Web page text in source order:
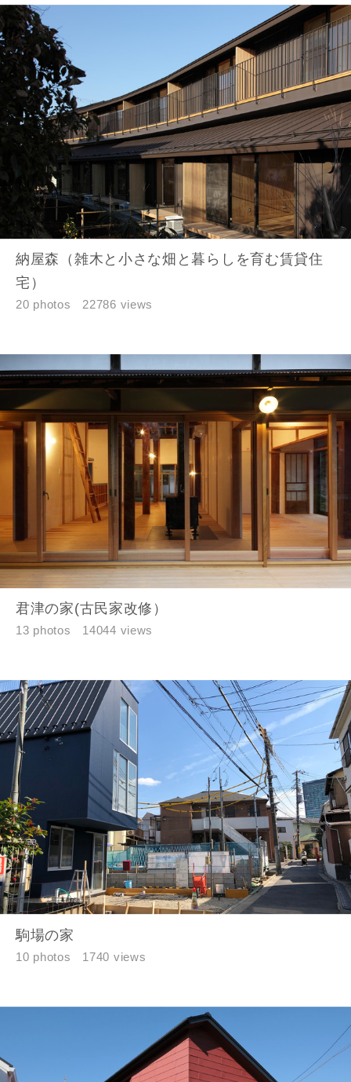
納屋森（雑木と小さな畑と暮らしを育む賃貸住
宅）
20 photos 22786 views
君津の家(古民家改修）
13 photos 14044 views
駒場の家
10 photos 1740 views